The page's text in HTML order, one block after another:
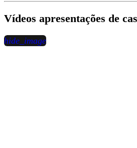
Vídeos apresentações de
hide_image